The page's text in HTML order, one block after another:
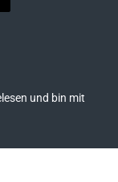
und bin mit